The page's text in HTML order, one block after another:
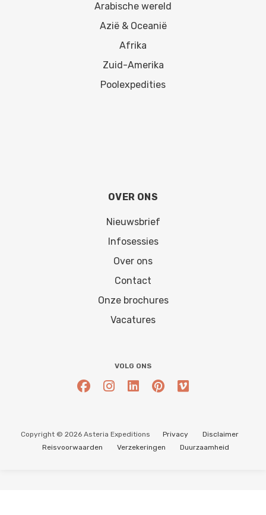
Arabische wereld
Azië & Oceanië
Afrika
Zuid-Amerika
Poolexpedities
OVER ONS
Nieuwsbrief
Infosessies
Over ons
Contact
Onze brochures
Vacatures
VOLG ONS
Copyright © 2026 Asteria Expeditions Privacy
Disclaimer
Reisvoorwaarden
Verzekeringen Duurzaamheid